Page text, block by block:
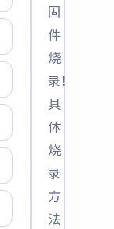
固
件
烧
录！
具
体
烧
录
方
法